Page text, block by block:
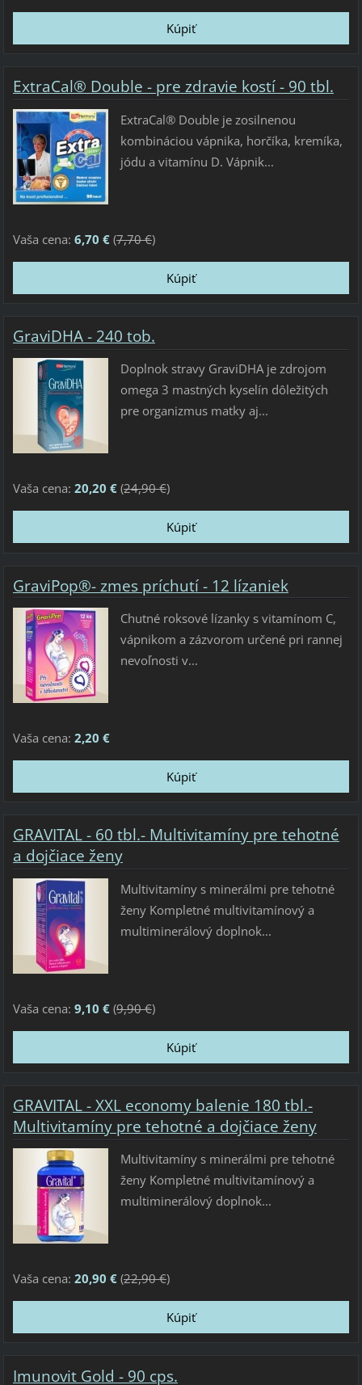
ExtraCal® Double - pre zdravie kostí - 90 tbl.
ExtraCal® Double je zosilnenou
kombináciou vápnika, horčíka, kremíka,
jódu a vitamínu D. Vápnik...
Vaša cena: 6,70 €(7,70 €)
GraviDHA - 240 tob.
Doplnok stravy GraviDHA je zdrojom
omega 3 mastných kyselín dôležitých
pre organizmus matky aj...
Vaša cena: 20,20 €(24,90 €)
GraviPop®- zmes príchutí - 12 lízaniek
Chutné roksové lízanky s vitamínom C,
vápnikom a zázvorom určené pri rannej
nevoľnosti v...
Vaša cena: 2,20 €
GRAVITAL - 60 tbl.- Multivitamíny pre tehotné
a dojčiace ženy
Multivitamíny s minerálmi pre tehotné
ženy Kompletné multivitamínový a
multiminerálový doplnok...
Vaša cena: 9,10 €(9,90 €)
GRAVITAL - XXL economy balenie 180 tbl.-
Multivitamíny pre tehotné a dojčiace ženy
Multivitamíny s minerálmi pre tehotné
ženy Kompletné multivitamínový a
multiminerálový doplnok...
Vaša cena: 20,90 €(22,90 €)
Imunovit Gold - 90 cps.